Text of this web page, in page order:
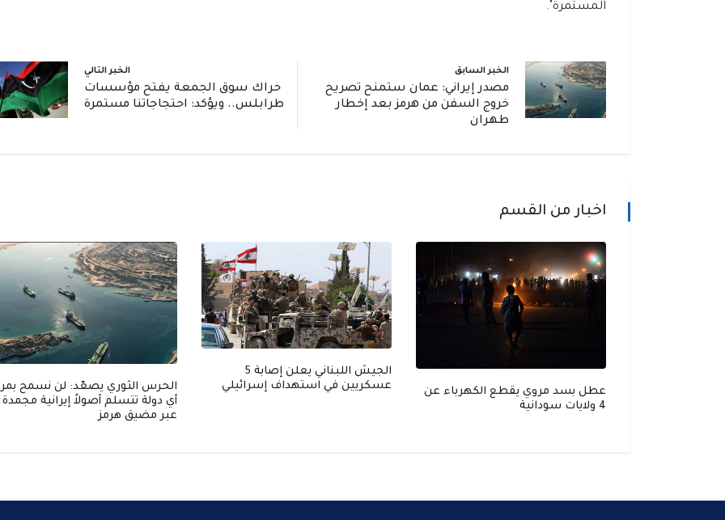
المستمرة".
الخبر السابق
مصدر إيراني: عمان ستمنح تصريح
خروج السفن من هرمز بعد إخطار
طهران
الخبر التالي
حراك سوق الجمعة يفتح مؤسسات
طرابلس.. ويؤكد: احتجاجاتنا مستمرة
اخبار من القسم
عطل بسد مروي يقطع الكهرباء عن
4 ولايات سودانية
الجيش اللبناني يعلن إصابة 5
عسكريين في استهداف إسرائيلي
الحرس الثوري يصعّد: لن نسمح
أي دولة تتسلم أصولاً إيرانية مجمدة
عبر مضيق هرمز